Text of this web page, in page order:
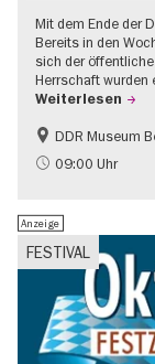
Mit dem Ende der
Bereits in den
sich der
Herrschaft wurden
Weiterlesen
DDR-Geschichte
Politik &
DDR Museum
09:00 Uhr
FESTIVAL
Anzeige